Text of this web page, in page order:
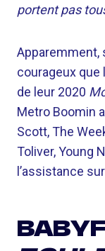
portent pas
Apparemment,
courageux que
de leur 2020
Metro Boomin
Scott, The
Toliver, Young
l’assistance sur